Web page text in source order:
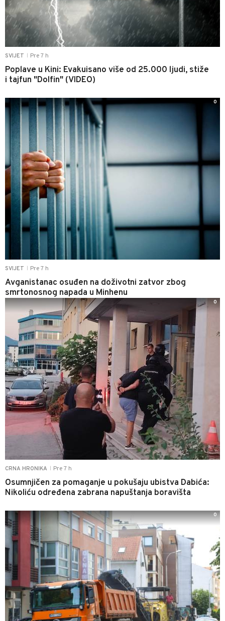
SVIJET Pre 7 h
Poplave u Kini: Evakuisano više od 25.000 ljudi, stiže
i tajfun "Dolfin" (VIDEO)
SVIJET Pre 7 h
Avganistanac osuđen na doživotni zatvor zbog
smrtonosnog napada u Minhenu
0
CRNA HRONIKA Pre 7 h
Osumnjičen za pomaganje u pokušaju ubistva Dabića:
Nikoliću određena zabrana napuštanja boravišta
0
0